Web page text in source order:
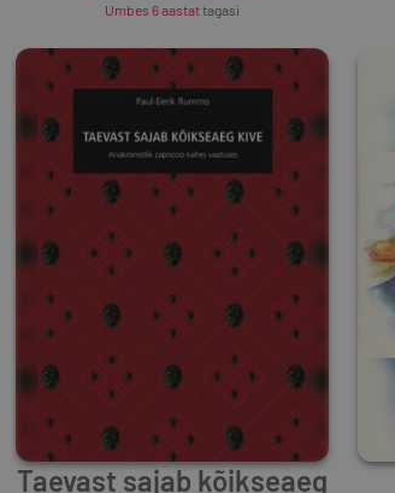
Umbes 6 aastattagasi
Taevast sajab kõikseaeg